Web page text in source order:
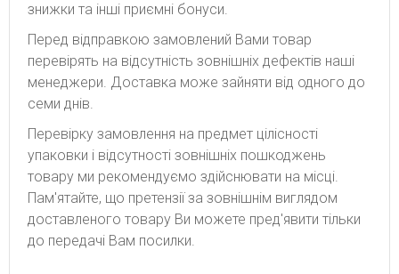
знижки та інші приємні бонуси.
Перед відправкою замовлений Вами товар
перевірять на відсутність зовнішніх дефектів наші
менеджери. Доставка може зайняти від одного до
семи днів.
Перевірку замовлення на предмет цілісності
упаковки і відсутності зовнішніх пошкоджень
товару ми рекомендуємо здійснювати на місці.
Пам'ятайте, що претензії за зовнішнім виглядом
доставленого товару Ви можете пред'явити тільки
до передачі Вам посилки.